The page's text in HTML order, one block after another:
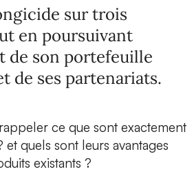
sur trois
en poursuivant
de son portefeuille
de ses partenariats.
ce que sont exactement
quels sont leurs avantages
existants ?